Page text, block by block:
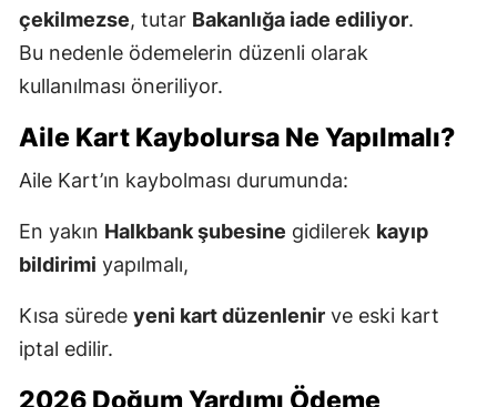
çekilmezse, tutar Bakanlığa iade ediliyor.
Bu nedenle ödemelerin düzenli olarak
kullanılması öneriliyor.
Aile Kart Kaybolursa Ne Yapılmalı?
Aile Kart’ın kaybolması durumunda:
En yakın Halkbank şubesine gidilerek kayıp
bildirimi yapılmalı,
Kısa sürede yeni kart düzenlenir ve eski kart
iptal edilir.
2026 Doğum Yardımı Ödeme